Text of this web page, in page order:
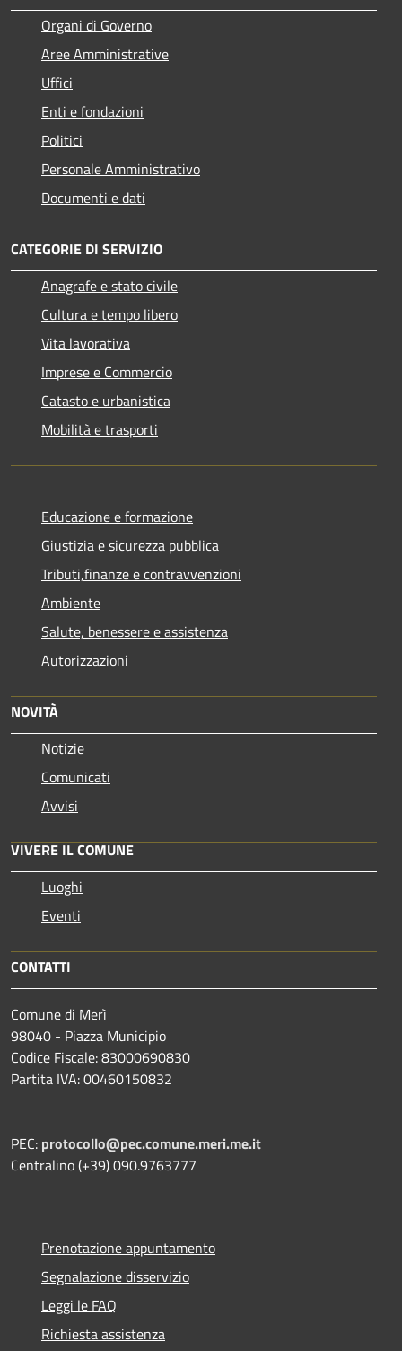
Organi di Governo
Aree Amministrative
Uffici
Enti e fondazioni
Politici
Personale Amministrativo
Documenti e dati
CATEGORIE DI SERVIZIO
Anagrafe e stato civile
Cultura e tempo libero
Vita lavorativa
Imprese e Commercio
Catasto e urbanistica
Mobilità e trasporti
Educazione e formazione
Giustizia e sicurezza pubblica
Tributi,finanze e contravvenzioni
Ambiente
Salute, benessere e assistenza
Autorizzazioni
NOVITÀ
Notizie
Comunicati
Avvisi
VIVERE IL COMUNE
Luoghi
Eventi
CONTATTI
Comune di Merì
98040 - Piazza Municipio
Codice Fiscale: 83000690830
Partita IVA: 00460150832
PEC: protocollo@pec.comune.meri.me.it
Centralino (+39) 090.9763777
Prenotazione appuntamento
Segnalazione disservizio
Leggi le FAQ
Richiesta assistenza